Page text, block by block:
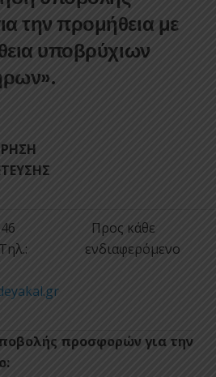
την προμήθεια με
υποβρύχιων
Προς κάθε
ενδιαφερόμενο
προσφορών για την